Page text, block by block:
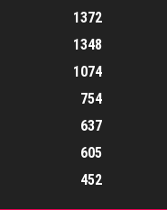
1372
1348
1074
754
637
605
452